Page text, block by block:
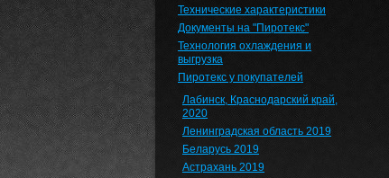
Технические характеристики
Документы на "Пиротекс"
Технология охлаждения и
выгрузка
Пиротекс у покупателей
Лабинск, Краснодарский край,
2020
Ленинградская область 2019
Беларусь 2019
Астрахань 2019